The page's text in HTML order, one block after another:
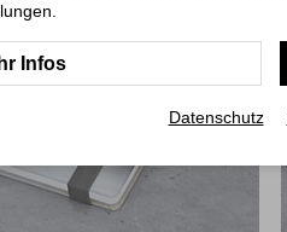
Infos
Datenschutz